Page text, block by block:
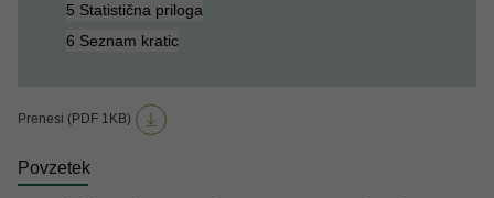
5 Statistična priloga
6 Seznam kratic
Prenesi (PDF 1KB)
Povzetek